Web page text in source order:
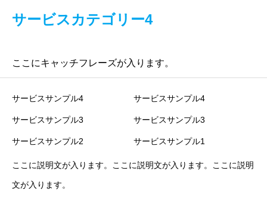
サービスカテゴリー4
ここにキャッチフレーズが入ります。
サービスサンプル4 サービスサンプル4
サービスサンプル3 サービスサンプル3
サービスサンプル2 サービスサンプル1
ここに説明文が入ります。ここに説明文が入ります。ここに説明
文が入ります。